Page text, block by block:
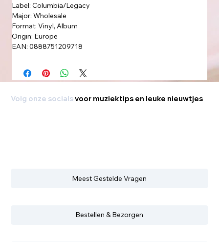
Label: Columbia/Legacy
Major: Wholesale
Format: Vinyl, Album
Origin: Europe
EAN: 0888751209718
Volg onze socialsvoor muziektips en leuke nieuwtjes
Meest Gestelde Vragen
Bestellen & Bezorgen